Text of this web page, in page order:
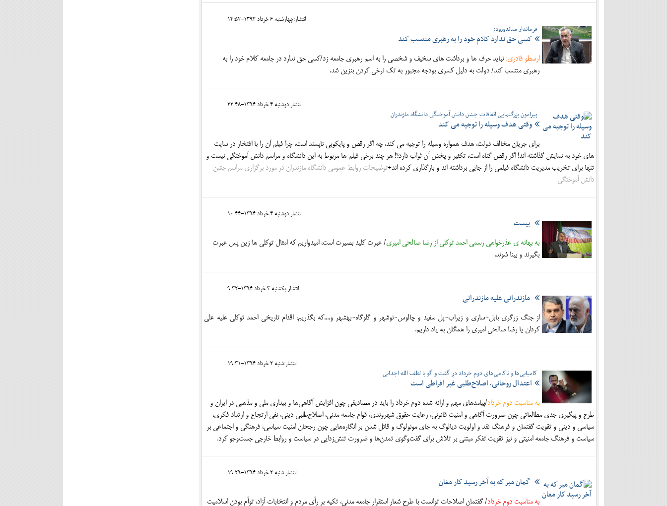
انتشار:چهارشنبه 6 خرداد 1394-14:52
فرماندار میاندورود:
کسی حق ندارد کلام خود را به رهبری منتسب کند
ارسطو قادری: نباید حرف ها و برداشت های سخیف و شخصی را به اسم رهبری جامعه زد/کسی حق ندارد در جامعه کلام خود را به
رهبری منتسب کند/ دولت به دلیل کسری بودجه مجبور به تک نرخی کردن بنزین شد.
انتشار:دوشنبه 4 خرداد 1394-22:48
پیرامون بزرگنمایی اتفاقات جشن دانش آموختگی دانشگاه مازندران
وقتی هدف وسیله را توجیه می کند
برای جریان مخالف دولت، هدف همواره وسیله را توجیه می کند، چه اگر رقص و پایکوبی ناپسند است، چرا فیلم آن را با افتخار در سایت
های خود به نمایش گذاشته اند! اگر رقص گناه است، تکثیر و پخش آن ثواب دارد؟! هر چند برخی فیلم ها مربوط به این دانشگاه و مراسم دانش آموختگی نیست و
تنها برای تخریب مدیریت دانشگاه فیلمی را از جایی برداشته اند و بارگذاری کرده اند+توضیحات روابط عمومی دانشگاه مازندران در مورد برگزاری مراسم جشن
دانش آموختگی
انتشار:دوشنبه 4 خرداد 1394-10:44
بیست
به بهانه ی عذرخواهی رسمی احمد توکلی از رضا صالحی امیری/ عبرت کلید بصیرت است، امیدواریم که امثال توکلی ها زین پس عبرت
بگیرند و بینا شوند.
انتشار:يکشنبه 3 خرداد 1394-9:32
مازندرانی علیه مازندرانی
از جنگ زرگری بابل-ساری و زیراب-پل سفید و چالوس-نوشهر و گلوگاه-بهشهر و....که بگذریم، اقدام تاریخی احمد توکلی علیه علی
کردان یا رضا صالحی امیری را همگان به یاد داریم.
انتشار:شنبه 2 خرداد 1394-19:31
کامیابی‌ها و ناکامی‌های دوم خرداد در گفت و گو با لطف الله اجدانی
اعتدال روحانی، اصلاح‌طلبی غیر افراطی است
به مناسبت دوم خرداد/پیامدهای مهم و ارائه شده دوم خرداد را باید در مصادیقی چون افزایش آگاهی‌ها و بیداری ملی و مذهبی در ایران و
طرح و پیگیری جدی مطالعاتی چون ضرورت آگاهی و امنیت قانونی، رعایت حقوق شهروندی، قوام جامعه مدنی، اصلاح‌طلبی دینی، نفی ارتجاع و ارتداد فکری،
سیاسی و دینی و تقویت گفتمان و فرهنگ نقد و اولویت دیالوگ به جای مونولوگ و قائل شدن بر انگاره‌هایی چون رجحان امنیت سیاسی، فرهنگی و اجتماعی بر
سیاست و فرهنگ جامعه امنیتی و نیز تقویت تفکر مبتنی بر تلاش برای گفت‌وگوی تمدن‌ها و ضرورت تنش‌زدایی در سیاست و روابط خارجی جست‌وجو کرد.
انتشار:شنبه 2 خرداد 1394-19:29
گمان مبر كه به آخر رسيد كار مغان
به مناسبت دوم خرداد/ گفتمان اصلاحات توانست با طرح شعار استقرار جامعه مدني، تكيه بر رأي مردم و انتخابات آزاد، توأم بودن اسلاميت